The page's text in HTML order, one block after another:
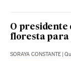
O presidente
floresta
SORAYA CONSTANTE |